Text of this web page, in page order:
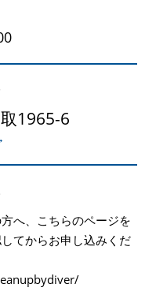
1965-6
へ、こちらのページを
てからお申し込みくだ